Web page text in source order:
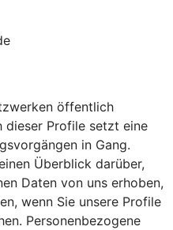
öffentlich
dieser Profile setzt eine
in Gang.
Überblick darüber,
Daten von uns erhoben,
wenn Sie unsere Profile
Personenbezogene